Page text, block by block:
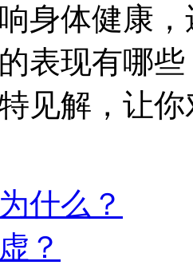
身体健康
表现有哪
见解，让
什么？
？